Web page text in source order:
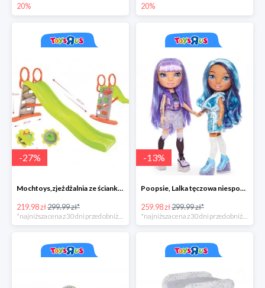
20% 20%
-27%
Mochtoys,zjeżdżalnia ze ścianką wspinaczkową
219.98 zł299.99 zł*
*najniższa cena z 30 dni przed obniżką
-13%
Poopsie, Lalka tęczowa niespodzianka
259.98 zł299.99 zł*
*najniższa cena z 30 dni przed obniżką